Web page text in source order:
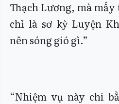
Thạch Lương, mà
chỉ là sơ kỳ Luyện
nên sóng gió gì.”
“Nhiệm vụ này chi